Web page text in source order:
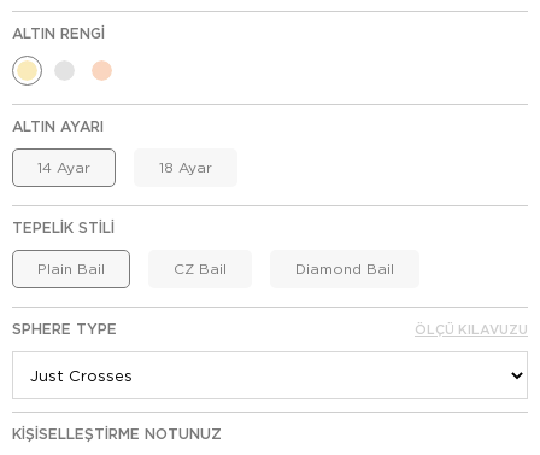
ALTIN RENGI
ALTIN AYARI
14 Ayar 18 Ayar
TEPELIK STILI
Plain Bail CZ Bail Diamond Bail
SPHERE TYPE ÖLÇÜ KILAVUZU
KIŞISELLEŞTIRME NOTUNUZ